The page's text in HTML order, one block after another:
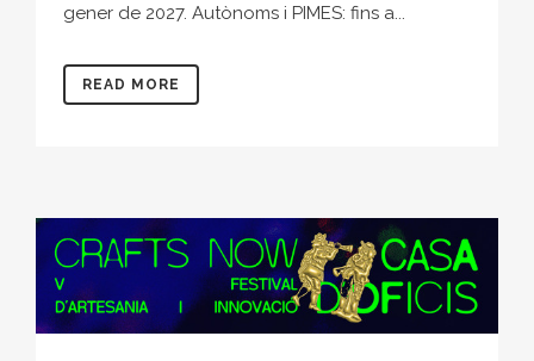
gener de 2027. Autònoms i PIMES: fins a...
READ MORE